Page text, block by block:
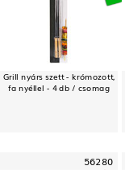
Grill nyárs szett - krómozott,
fa nyéllel - 4 db / csomag
56280